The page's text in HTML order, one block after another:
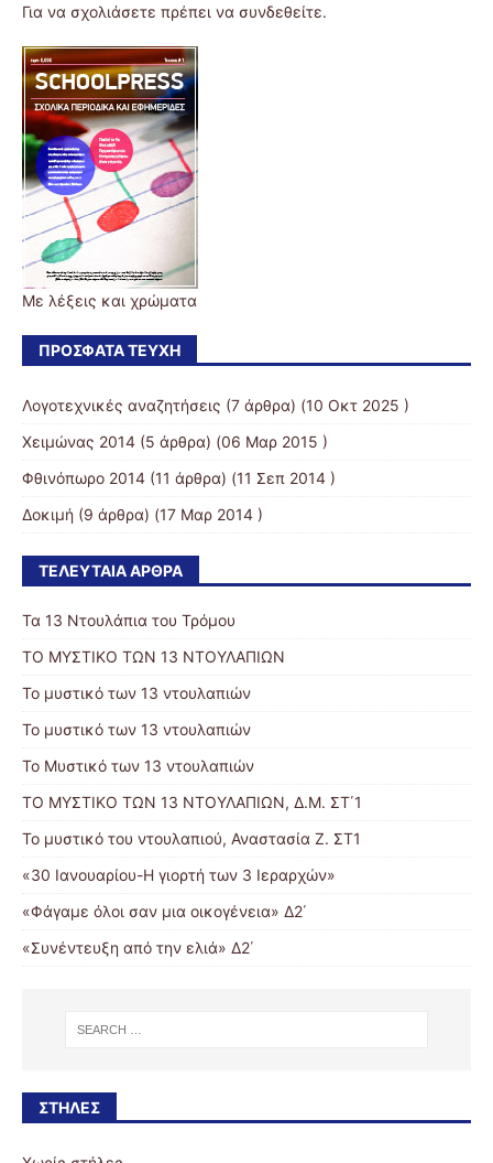
Για να σχολιάσετε πρέπει να συνδεθείτε.
Με λέξεις και χρώματα
ΠΡΌΣΦΑΤΑ ΤΕΎΧΗ
Λογοτεχνικές αναζητήσεις (7 άρθρα) (10 Οκτ 2025 )
Χειμώνας 2014 (5 άρθρα) (06 Μαρ 2015 )
Φθινόπωρο 2014 (11 άρθρα) (11 Σεπ 2014 )
Δοκιμή (9 άρθρα) (17 Μαρ 2014 )
ΤΕΛΕΥΤΑΊΑ ΆΡΘΡΑ
Τα 13 Ντουλάπια του Τρόμου
ΤΟ ΜΥΣΤΙΚΟ ΤΩΝ 13 ΝΤΟΥΛΑΠΙΩΝ
Το μυστικό των 13 ντουλαπιών
Το μυστικό των 13 ντουλαπιών
Το Μυστικό των 13 ντουλαπιών
ΤΟ ΜΥΣΤΙΚΟ ΤΩΝ 13 ΝΤΟΥΛΑΠΙΩΝ, Δ.Μ. ΣΤ΄1
Το μυστικό του ντουλαπιού, Αναστασία Ζ. ΣΤ1
«30 Ιανουαρίου-Η γιορτή των 3 Ιεραρχών»
«Φάγαμε όλοι σαν μια οικογένεια» Δ2΄
«Συνέντευξη από την ελιά» Δ2΄
ΣΤΉΛΕΣ